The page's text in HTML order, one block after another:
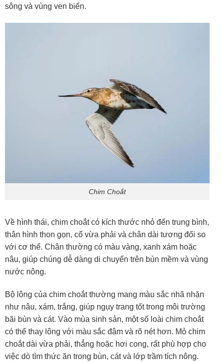
sông và vùng ven biển.
Chim Choắt
Về hình thái, chim choắt có kích thước nhỏ đến trung bình,
thân hình thon gọn, cổ vừa phải và chân dài tương đối so
với cơ thể. Chân thường có màu vàng, xanh xám hoặc
nâu, giúp chúng dễ dàng di chuyển trên bùn mềm và vùng
nước nông.
Bộ lông của chim choắt thường mang màu sắc nhã nhặn
như nâu, xám, trắng, giúp ngụy trang tốt trong môi trường
bãi bùn và cát. Vào mùa sinh sản, một số loài chim choắt
có thể thay lông với màu sắc đậm và rõ nét hơn. Mỏ chim
choắt dài vừa phải, thẳng hoặc hơi cong, rất phù hợp cho
việc dò tìm thức ăn trong bùn, cát và lớp trầm tích nông.